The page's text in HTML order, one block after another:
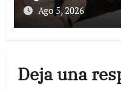
Ago 5, 2026
Deja una